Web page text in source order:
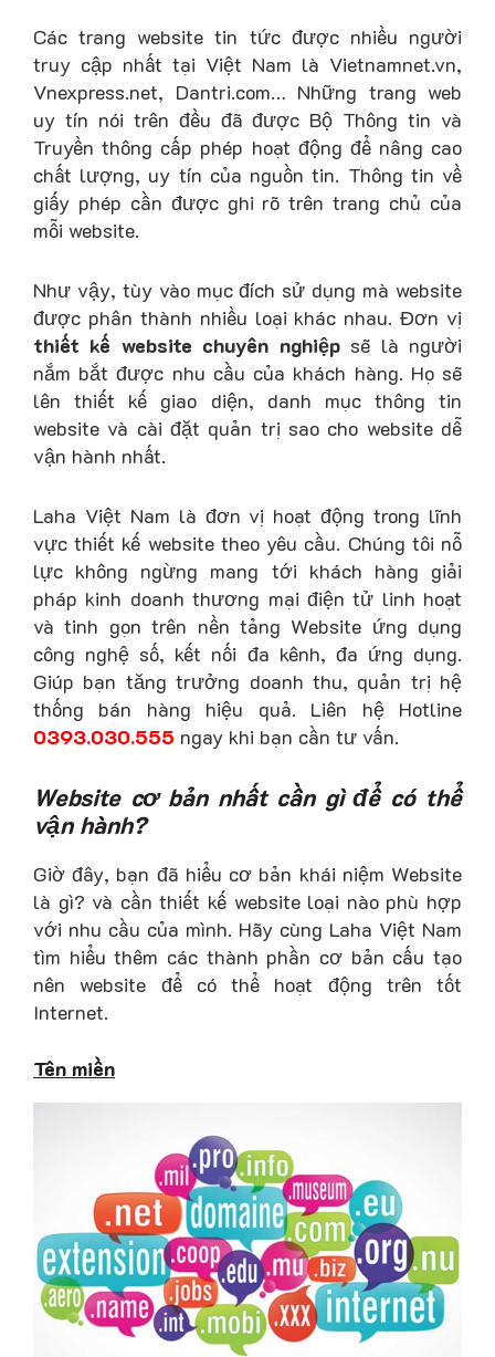
Các trang website tin tức được nhiều người
truy cập nhất tại Việt Nam là Vietnamnet.vn,
Vnexpress.net, Dantri.com… Những trang web
uy tín nói trên đều đã được Bộ Thông tin và
Truyền thông cấp phép hoạt động để nâng cao
chất lượng, uy tín của nguồn tin. Thông tin về
giấy phép cần được ghi rõ trên trang chủ của
mỗi website.
Như vậy, tùy vào mục đích sử dụng mà website
được phân thành nhiều loại khác nhau. Đơn vị
thiết kế website chuyên nghiệpsẽ là người
nắm bắt được nhu cầu của khách hàng. Họ sẽ
lên thiết kế giao diện, danh mục thông tin
website và cài đặt quản trị sao cho website dễ
vận hành nhất.
Laha Việt Nam là đơn vị hoạt động trong lĩnh
vực thiết kế website theo yêu cầu. Chúng tôi nỗ
lực không ngừng mang tới khách hàng giải
pháp kinh doanh thương mại điện tử linh hoạt
và tinh gọn trên nền tảng Website ứng dụng
công nghệ số, kết nối đa kênh, đa ứng dụng.
Giúp bạn tăng trưởng doanh thu, quản trị hệ
thống bán hàng hiệu quả. Liên hệ Hotline
0393.030.555 ngay khi bạn cần tư vấn.
Website cơ bản nhất cần gì để có thể
vận hành?
Giờ đây, bạn đã hiểu cơ bản khái niệm Website
là gì? và cần thiết kế website loại nào phù hợp
với nhu cầu của mình. Hãy cùng Laha Việt Nam
tìm hiểu thêm các thành phần cơ bản cấu tạo
nên website để có thể hoạt động trên tốt
Internet.
Tên miền